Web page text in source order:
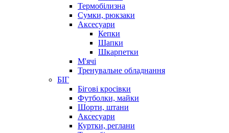
Термобілизна
Сумки, рюкзаки
Аксесуари
Кепки
Шапки
Шкарпетки
М'ячі
Тренувальне обладнання
БІГ
Бігові кросівки
Футболки, майки
Шорти, штани
Аксесуари
Куртки, реглани